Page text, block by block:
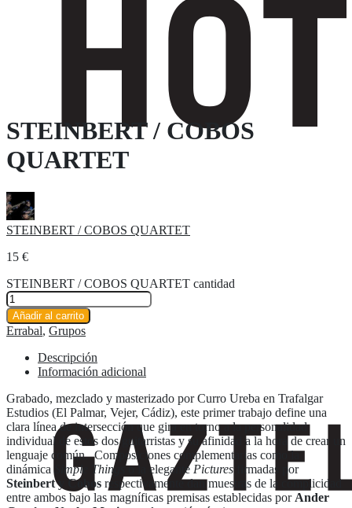
STEINBERT / COBOS
QUARTET
STEINBERT / COBOS QUARTET
15 €
STEINBERT / COBOS QUARTET cantidad
Añadir al carrito
Errabal, Grupos
Descripción
Información adicional
Grabado, mezclado y masterizado por Curro Ureba en Trafalgar
Estudios (El Palmar, Vejer, Cádiz), este primer trabajo define una
clara línea de intersección que gira en torno a la personalidad
individual de estos dos guitarristas y su afinidad a la hora de crear un
lenguaje común. Composiciones complementarias como la
dinámica Simple Things o la elegante Pictures
firmadas por
Steinbert y Cobos respectivamente dan muestras de la complicidad
entre ambos bajo las magníficas premisas establecidas por Ander